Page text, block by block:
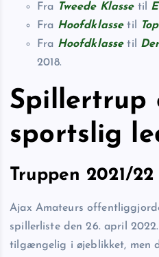
Fra Tweede Klassetil
Fra Hoofdklassetil
Fra Hoofdklassetil
2018.
Spillertrup
sportslig
Truppen 2021/22
Ajax Amateurs
spillerliste den 26. april
tilgængelig i øjeblikket, men